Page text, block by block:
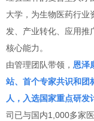
大学，为生物医药行业
发、产业转化、应用推
核心能力。
由管理团队带领， 恩泽
站、首个专家共识和团
人，入选国家重点研发
司已与国内1,000多家